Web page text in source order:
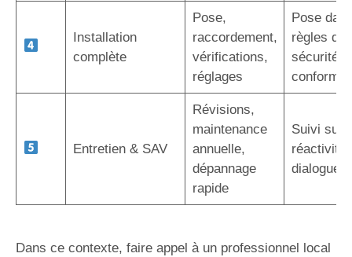
Installation
complète
Pose,
raccordement,
vérifications,
réglages
Pose
règles de
sécurité
Entretien & SAV
Révisions,
maintenance
annuelle,
dépannage
rapide
Suivi sur
réactivité,
dialogue
Dans ce contexte, faire appel à un professionnel local